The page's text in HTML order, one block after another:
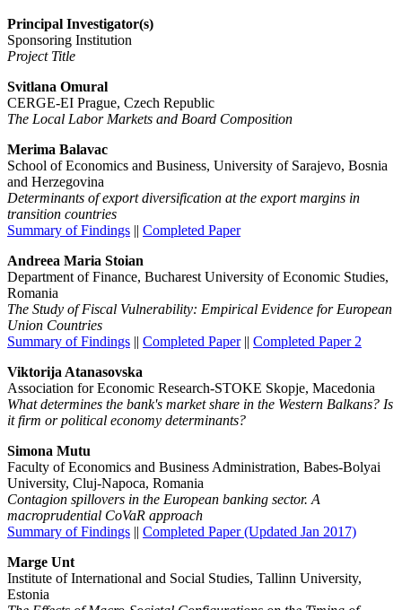
Principal Investigator(s)
Sponsoring Institution
Project Title
Svitlana Omural
CERGE-EI Prague, Czech Republic
The Local Labor Markets and Board Composition
Merima Balavac
School of Economics and Business, University of Sarajevo, Bosnia
and Herzegovina
Determinants of export diversification at the export margins in
transition countries
Summary of Findings || Completed Paper
Andreea Maria Stoian
Department of Finance, Bucharest University of Economic Studies,
Romania
The Study of Fiscal Vulnerability: Empirical Evidence for European
Union Countries
Summary of Findings || Completed Paper|| Completed Paper 2
Viktorija Atanasovska
Association for Economic Research-STOKE Skopje, Macedonia
What determines the bank's market share in the Western Balkans? Is
it firm or political economy determinants?
Simona Mutu
Faculty of Economics and Business Administration, Babes-Bolyai
University, Cluj-Napoca, Romania
Contagion spillovers in the European banking sector. A
macroprudential CoVaR approach
Summary of Findings || Completed Paper (Updated Jan 2017)
Marge Unt
Institute of International and Social Studies, Tallinn University,
Estonia